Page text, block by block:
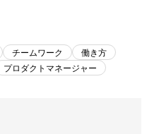
チームワーク
働き方
プロダクトマネージャー